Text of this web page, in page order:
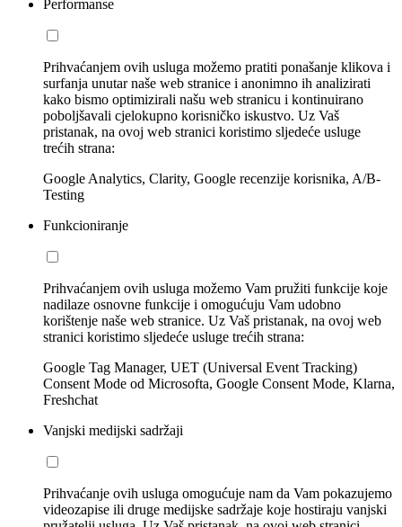
Performanse
Prihvaćanjem ovih usluga možemo pratiti ponašanje klikova i
surfanja unutar naše web stranice i anonimno ih analizirati
kako bismo optimizirali našu web stranicu i kontinuirano
poboljšavali cjelokupno korisničko iskustvo. Uz Vaš
pristanak, na ovoj web stranici koristimo sljedeće usluge
trećih strana:
Google Analytics, Clarity, Google recenzije korisnika, A/B-
Testing
Funkcioniranje
Prihvaćanjem ovih usluga možemo Vam pružiti funkcije koje
nadilaze osnovne funkcije i omogućuju Vam udobno
korištenje naše web stranice. Uz Vaš pristanak, na ovoj web
stranici koristimo sljedeće usluge trećih strana:
Google Tag Manager, UET (Universal Event Tracking)
Consent Mode od Microsofta, Google Consent Mode, Klarna,
Freshchat
Vanjski medijski sadržaji
Prihvaćanje ovih usluga omogućuje nam da Vam pokazujemo
videozapise ili druge medijske sadržaje koje hostiraju vanjski